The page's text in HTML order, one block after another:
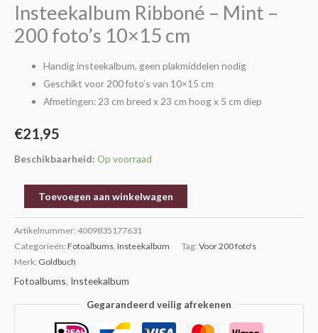
Insteekalbum Ribboné – Mint –
200 foto’s 10×15 cm
Handig insteekalbum, geen plakmiddelen nodig
Geschikt voor 200 foto’s van 10×15 cm
Afmetingen: 23 cm breed x 23 cm hoog x 5 cm diep
€21,95
Beschikbaarheid: Op voorraad
200
foto's
aantal
Toevoegen aan winkelwagen
Artikelnummer: 4009835177631
Categorieën: Fotoalbums Insteekalbum Tag: Voor 200 foto's
Merk: Goldbuch
Fotoalbums, Insteekalbum
Gegarandeerd veilig afrekenen